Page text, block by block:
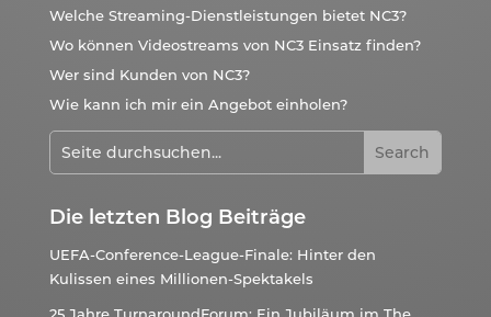
Welche Streaming-Dienstleistungen bietet NC3?
Wo können Videostreams von NC3 Einsatz finden?
Wer sind Kunden von NC3?
Wie kann ich mir ein Angebot einholen?
Die letzten Blog Beiträge
UEFA-Conference-League-Finale: Hinter den
Kulissen eines Millionen-Spektakels